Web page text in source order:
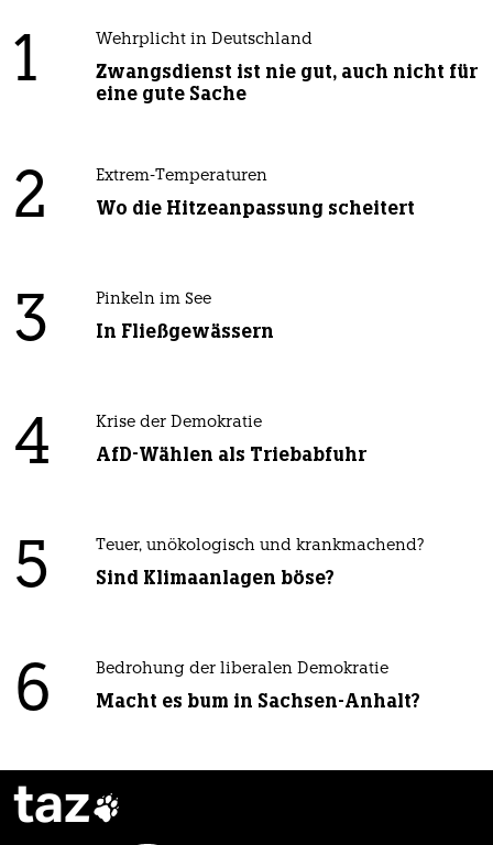
1 Wehrplicht in Deutschland
Zwangsdienst ist nie gut, auch nicht für
eine gute Sache
2 Extrem-Temperaturen
Wo die Hitzeanpassung scheitert
3 Pinkeln im See
In Fließgewässern
4 Krise der Demokratie
AfD-Wählen als Triebabfuhr
5 Teuer, unökologisch und krankmachend?
Sind Klimaanlagen böse?
6 Bedrohung der liberalen Demokratie
Macht es bum in Sachsen-Anhalt?
taz